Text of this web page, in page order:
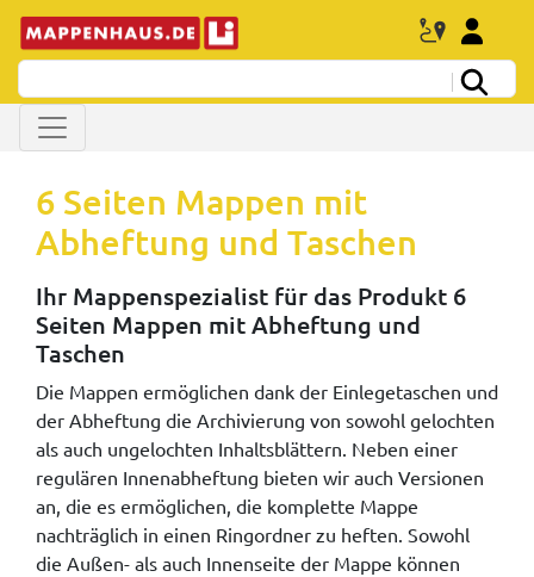
6 Seiten Mappen mit
Abheftung und Taschen
Ihr Mappenspezialist für das Produkt 6
Seiten Mappen mit Abheftung und
Taschen
Die Mappen ermöglichen dank der Einlegetaschen und
der Abheftung die Archivierung von sowohl gelochten
als auch ungelochten Inhaltsblättern. Neben einer
regulären Innenabheftung bieten wir auch Versionen
an, die es ermöglichen, die komplette Mappe
nachträglich in einen Ringordner zu heften. Sowohl
die Außen- als auch Innenseite der Mappe können